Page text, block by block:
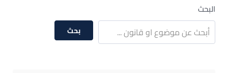
البحث
بحث